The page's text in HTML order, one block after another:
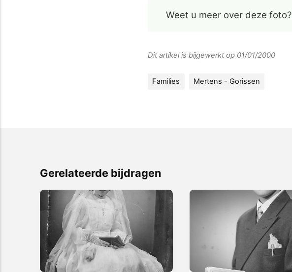
Weet u meer over deze foto?
Dit artikel is bijgewerkt op 01/01/2000
Families Mertens - Gorissen
Gerelateerde bijdragen